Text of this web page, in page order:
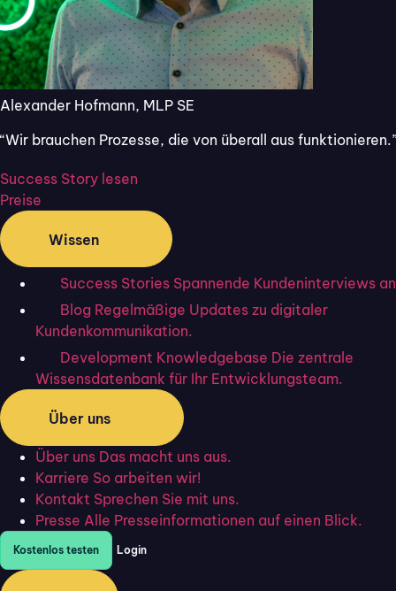
Alexander Hofmann, MLP SE
“Wir brauchen Prozesse, die von überall aus
Success Story lesen
Preise
Wissen
Success Stories Spannende Kundeninterviews
Blog Regelmäßige Updates zu digitaler
Kundenkommunikation.
Development Knowledgebase Die zentrale
Wissensdatenbank für Ihr Entwicklungsteam.
Über uns
Über uns Das macht uns aus.
Karriere So arbeiten wir!
Kontakt Sprechen Sie mit uns.
Presse Alle Presseinformationen auf einen Blick.
Kostenlos testen Login
und unverbindlich
testen, ohne
automatische
Verlängerung und
ohne Angabe von
Kreditkartendaten.
Definition: Was bedeutet
Kundenzufriedenheit?
Kundenzufriedenheit (englisch
beschreibt, wie gut die Produkte, Dienstleistungen und
Interaktionen eines Unternehmens die Erwartungen der
Kund:innen erfüllen oder übertreffen. Dabei geht es nicht
nur um die reine Produktqualität,sondern auch um das
Gesamterlebnis, das den Kund:innen auf die eine oder
die andere Weise im Gedächtnis bleibt.